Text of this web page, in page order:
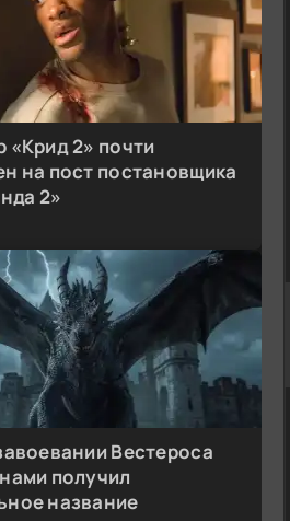
«Крид 2» почти
на пост постановщика
2»
Вестероса
получил
название